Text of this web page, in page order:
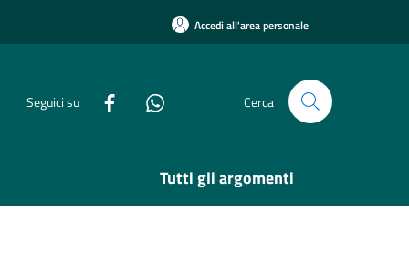
Accedi all'area personale
Seguici su Cerca
Tutti gli argomenti